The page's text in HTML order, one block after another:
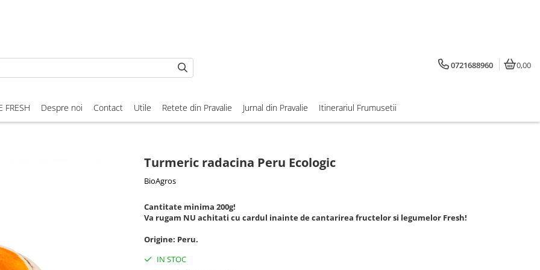
0721688960 0,00
FRESH Despre noi Contact Utile Retete din Pravalie Jurnal din Pravalie Itinerariul Frumusetii
Turmeric radacina Peru Ecologic
BioAgros
Cantitate minima 200g!
Va rugam NU achitati cu cardul inainte de cantarirea fructelor si legumelor Fresh!
Origine: Peru.
IN STOC